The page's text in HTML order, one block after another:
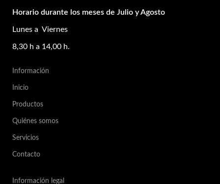
Horario durante los meses de Julio y Agosto
Lunes a Viernes
8,30 h a 14,00 h.
Información
Inicio
Productos
Quiénes somos
Servicios
Contacto
Información legal